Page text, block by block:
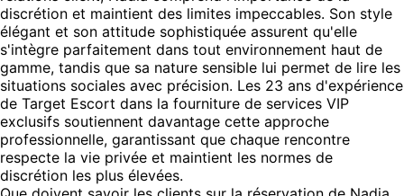
discrétion et maintient des limites impeccables. Son style
élégant et son attitude sophistiquée assurent qu'elle
s'intègre parfaitement dans tout environnement haut de
gamme, tandis que sa nature sensible lui permet de lire les
situations sociales avec précision. Les 23 ans d'expérience
de Target Escort dans la fourniture de services VIP
exclusifs soutiennent davantage cette approche
professionnelle, garantissant que chaque rencontre
respecte la vie privée et maintient les normes de
discrétion les plus élevées.